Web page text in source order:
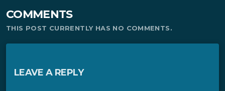
COMMENTS
THIS POST CURRENTLY HAS NO COMMENTS.
LEAVE A REPLY